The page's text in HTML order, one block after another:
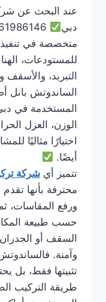
عند البحث عن
دبي
متخصصة في تنفيذ
للمستودعات،
التبريد، والأسقف
الساندوتش بانل
المستخدمة في
الوزن، العزل
اختيارًا مثاليًا
أيضًا.
تتميز أي شركة
محترفة بأنها
ورفع المقاسات، ثم
حسب طبيعة
السقف أو
وآمنة.
تثبيتها فقط، بل
طريقة التركيب